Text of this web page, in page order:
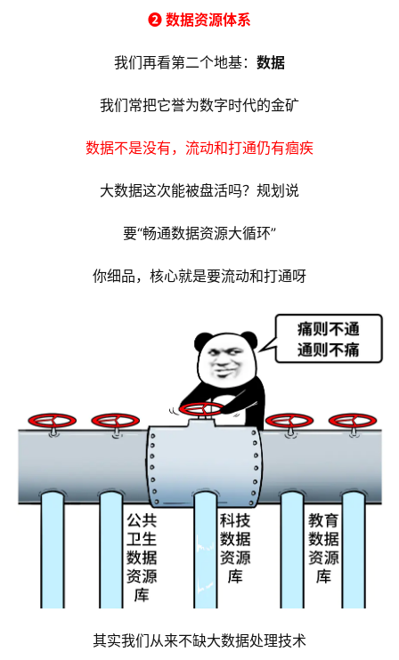
➋ 数据资源体系
我们再看第二个地基： 数据
我们常把它誉为数字时代的金矿
数据不是没有，流动和打通仍有痼疾
大数据这次能被盘活吗？规划说
要“畅通数据资源大循环”
你细品，核心就是要流动和打通呀
其实我们从来不缺大数据处理技术